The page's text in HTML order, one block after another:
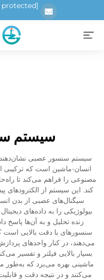
[email protected]
سیستم
سیستم سنسور عصبی
انسان-ماشین است که
مصنوعی را فراهم می‌کند تا
کند. این سیستم از
سیگنال‌های عصبی از بدن
بیولوژیکی را به داده‌های
زنده تحلیل و به آن‌ها
سنسورهای با دقت بالایی است
می‌دهند، در کنار واحدهای
بسیار بالایی فیلتر و تفسیر
ماشینی بهره می‌برد که به‌طور
می‌کنند و در نتیجه دقت و